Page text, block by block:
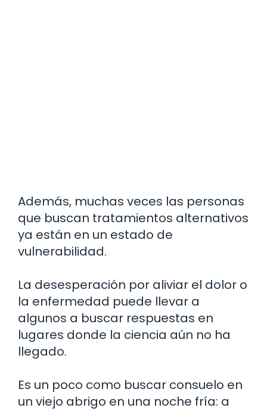
Además, muchas veces las personas
que buscan tratamientos alternativos
ya están en un estado de
vulnerabilidad.
La desesperación por aliviar el dolor o
la enfermedad puede llevar a
algunos a buscar respuestas en
lugares donde la ciencia aún no ha
llegado.
Es un poco como buscar consuelo en
un viejo abrigo en una noche fría: a